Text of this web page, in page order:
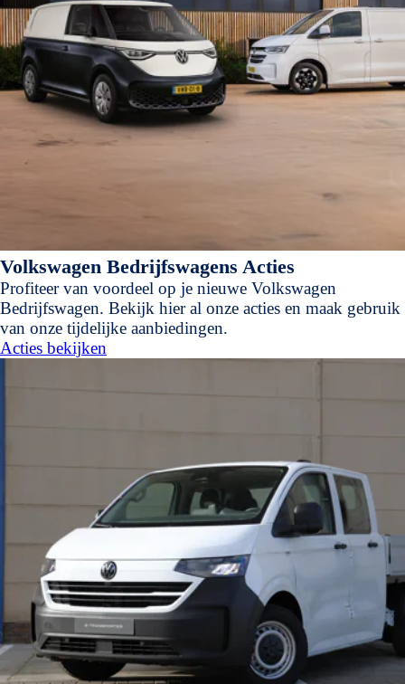
Volkswagen Bedrijfswagens Acties
Profiteer van voordeel op je nieuwe Volkswagen
Bedrijfswagen. Bekijk hier al onze acties en maak gebruik
van onze tijdelijke aanbiedingen.
Acties bekijken